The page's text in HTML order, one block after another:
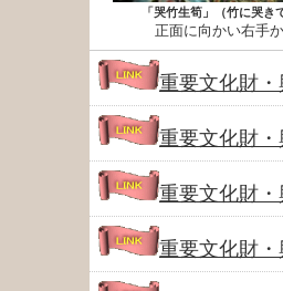
「哭竹生筍」（竹に哭き
正面に向かい右手
重要文化財
重要文化財
重要文化財
重要文化財